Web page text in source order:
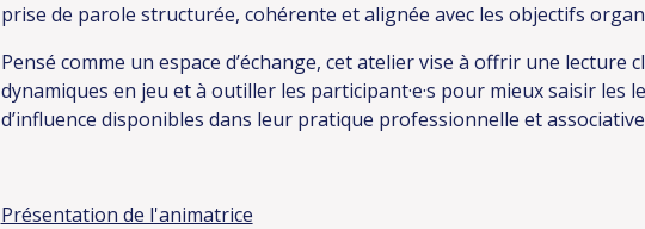
prise de parole structurée, cohérente et alignée avec les objectifs
Pensé comme un espace d’échange, cet atelier vise à offrir une lecture
dynamiques en jeu et à outiller les participant·e·s pour mieux saisir les
d’influence disponibles dans leur pratique professionnelle et
Présentation de l'animatrice